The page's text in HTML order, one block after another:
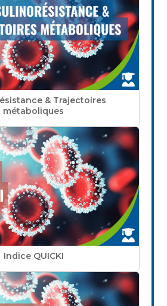
& Trajectoires
métaboliques
Indice QUICKI